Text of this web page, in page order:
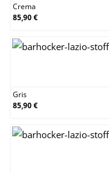
Crema
85,90 €
Gris
85,90 €